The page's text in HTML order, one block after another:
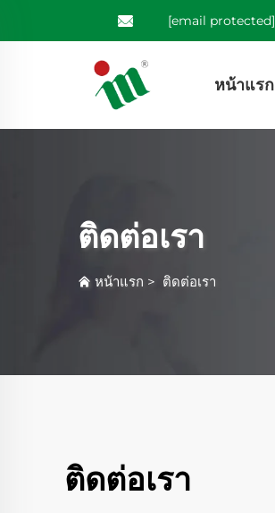
[email protected]
หน้าแรก
ติดต่อเรา
หน้าแรก > ติดต่อเรา
ติดต่อเรา